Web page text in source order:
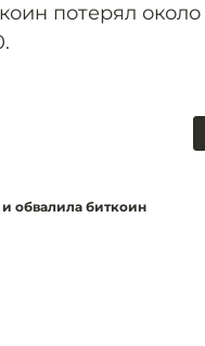
потерял
обвалила биткоин